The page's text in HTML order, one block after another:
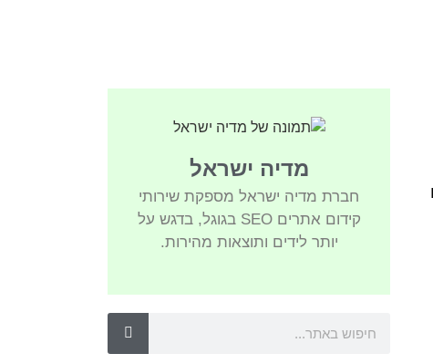
מדיה ישראל
חברת מדיה ישראל מספקת שירותי
קידום אתרים SEO בגוגל, בדגש על
יותר לידים ותוצאות מהירות.